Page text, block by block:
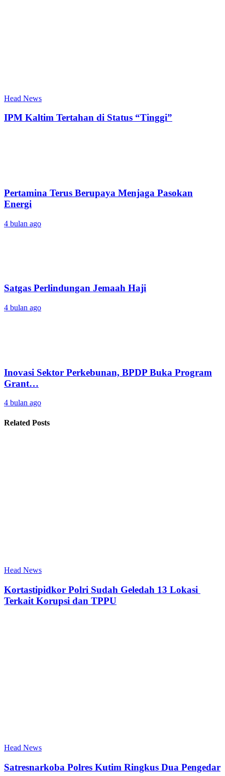
Head News
IPM Kaltim Tertahan di Status “Tinggi”
Pertamina Terus Berupaya Menjaga Pasokan
Energi
4 bulan ago
Satgas Perlindungan Jemaah Haji
4 bulan ago
Inovasi Sektor Perkebunan, BPDP Buka Program
Grant…
4 bulan ago
Related Posts
Head News
Kortastipidkor Polri Sudah Geledah 13 Lokasi
Terkait Korupsi dan TPPU
Head News
Satresnarkoba Polres Kutim Ringkus Dua Pengedar